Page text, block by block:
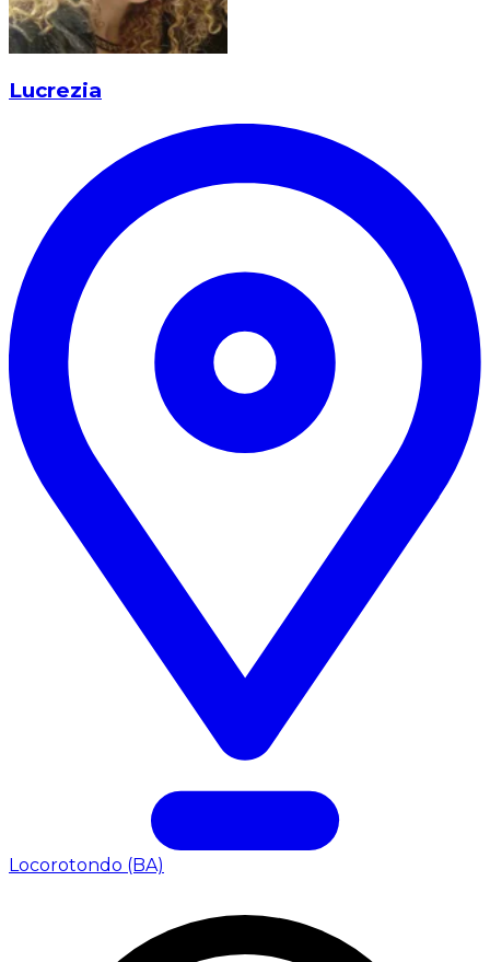
Lucrezia
Locorotondo (BA)